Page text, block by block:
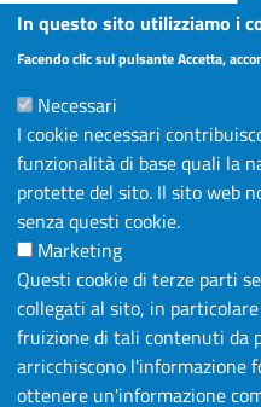
In questo sito utilizziamo i
Facendo clic sul pulsante Accetta,
Necessari
I cookie necessari
funzionalità di base quali la
protette del sito. Il sito web
senza questi cookie.
Marketing
Questi cookie di terze parti
collegati al sito, in
fruizione di tali contenuti da
arricchiscono l'informazione
ottenere un'informazione